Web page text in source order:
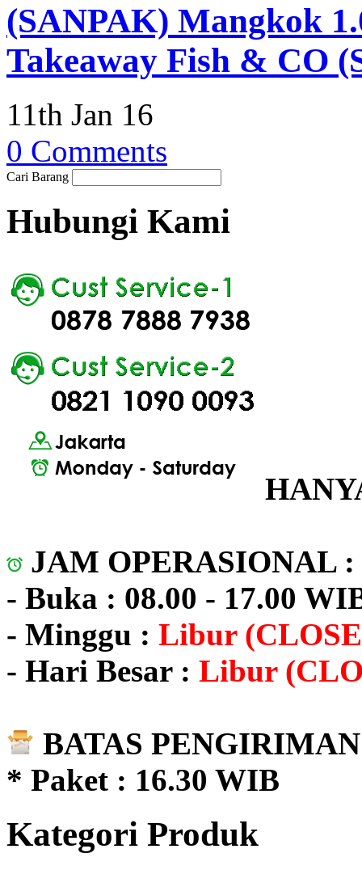
(SANPAK) Mangkok
Takeaway Fish & CO
11th Jan 16
0 Comments
Cari Barang
Hubungi Kami
JAM OPERASIONAL :
- Buka : 08.00 - 17.00
- Minggu : Libur
- Hari Besar : Libur
BATAS
* Paket : 16.30 WIB
Kategori Produk